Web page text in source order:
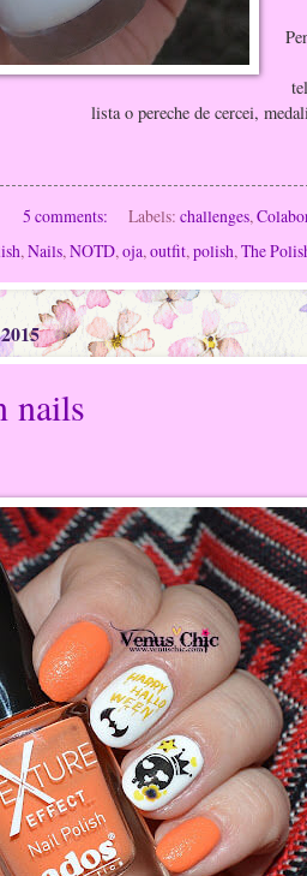
lista o pereche de cercei,
5 comments: Labels:challenges,
,Nails,NOTD,oja,outfit,polish,The
nails